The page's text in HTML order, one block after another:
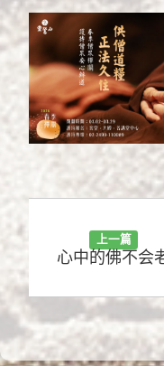
上一篇
心中的佛不会